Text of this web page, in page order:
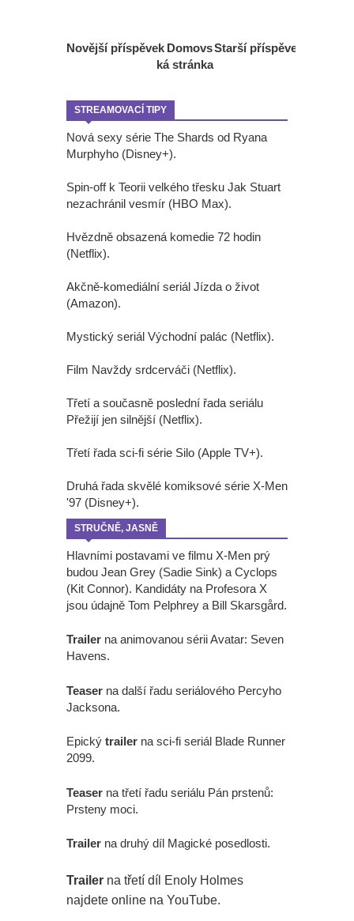
Novější příspěvek Starší příspěvek
Domovs
ká stránka
STREAMOVACÍ TIPY
Nová sexy série The Shards od Ryana
Murphyho (Disney+).
Spin-off k Teorii velkého třesku Jak Stuart
nezachránil vesmír (HBO Max).
Hvězdně obsazená komedie 72 hodin
(Netflix).
Akčně-komediální seriál Jízda o život
(Amazon).
Mystický seriál Východní palác (Netflix).
Film Navždy srdcerváči (Netflix).
Třetí a současně poslední řada seriálu
Přežijí jen silnější (Netflix).
Třetí řada sci-fi série Silo (Apple TV+).
Druhá řada skvělé komiksové série X-Men
'97 (Disney+).
STRUČNĚ, JASNĚ
Hlavními postavami ve filmu X-Men prý
budou Jean Grey (Sadie Sink) a Cyclops
(Kit Connor). Kandidáty na Profesora X
jsou údajně Tom Pelphrey a Bill Skarsgård.
Trailer na animovanou sérii Avatar: Seven
Havens.
Teaser na další řadu seriálového Percyho
Jacksona.
Epický trailer na sci-fi seriál Blade Runner
2099.
Teaser na třetí řadu seriálu Pán prstenů:
Prsteny moci.
Trailer na druhý díl Magické posedlosti.
Trailer na třetí díl Enoly Holmes
najdete online na YouTube.